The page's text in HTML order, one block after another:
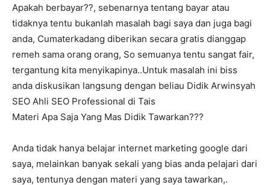
Apakah berbayar??, sebenarnya tentang bayar atau
tidaknya tentu bukanlah masalah bagi saya dan juga bagi
anda, Cumaterkadang diberikan secara gratis dianggap
remeh sama orang orang, So semuanya tentu sangat fair,
tergantung kita menyikapinya..Untuk masalah ini biss
anda diskusikan langsung dengan beliau Didik Arwinsyah
SEO Ahli SEO Professional di Tais
Materi Apa Saja Yang Mas Didik Tawarkan???
Anda tidak hanya belajar internet marketing google dari
saya, melainkan banyak sekali yang bias anda pelajari dari
saya, tentunya dengan materi yang saya tawarkan,.